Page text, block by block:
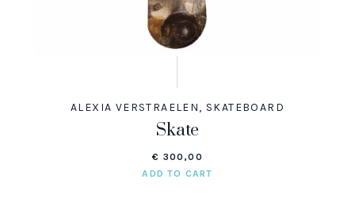
ALEXIA VERSTRAELEN, SKATEBOARD
Skate
€ 300,00
ADD TO CART